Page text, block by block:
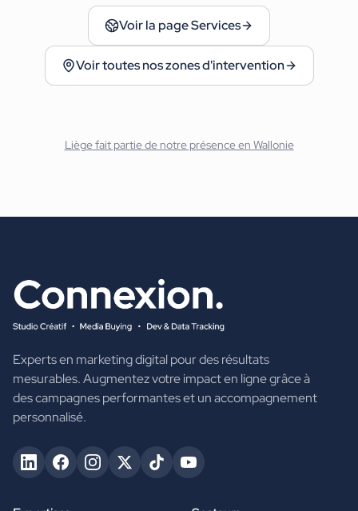
Voir la pageServices
Voir toutes nos zones d'intervention
Liègefait partie de notre présence en Wallonie
Experts en marketing digital pour des résultats
mesurables. Augmentez votre impact en ligne grâce à
des campagnes performantes et un accompagnement
personnalisé.